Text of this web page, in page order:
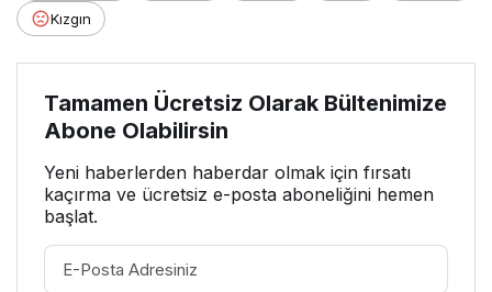
Kızgın
Tamamen Ücretsiz Olarak Bültenimize
Abone Olabilirsin
Yeni haberlerden haberdar olmak için fırsatı
kaçırma ve ücretsiz e-posta aboneliğini hemen
başlat.